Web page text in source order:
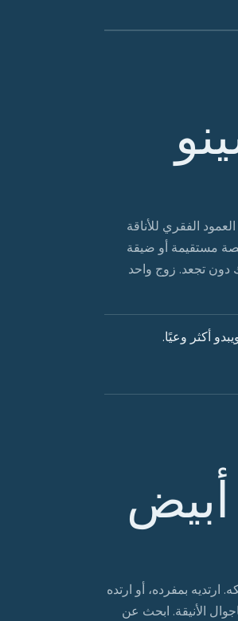
الفقري للأناقة
مستقيمة أو ضيقة
تجعد. زوج واحد
أكثر وعيًا.
بمفرده، أو ارتده
الأنيقة. ابحث عن